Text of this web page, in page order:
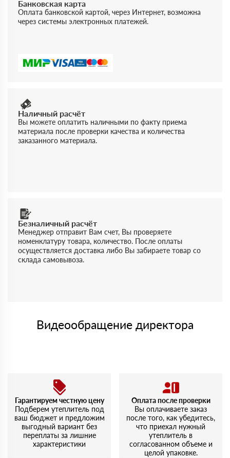
Банковская карта
Оплата банковской картой, через Интернет, возможна
через системы электронных платежей.
Наличный расчёт
Вы можете оплатить наличными по факту приема
материала после проверки качества и количества
заказанного материала.
Безналичный расчёт
Менеджер отправит Вам счет, Вы проверяете
номенклатуру товара, количество. После оплаты
осуществляется доставка либо Вы забираете товар со
склада самовывоза.
Видеообращение директора
Гарантируем честную цену
Подберем утеплитель под
ваш бюджет и предложим
выгодный вариант без
переплаты за лишние
характеристики
Оплата после проверки
Вы оплачиваете заказ
после того, как убедитесь,
что приехал нужный
утеплитель в
согласованном объеме и
целой упаковке.